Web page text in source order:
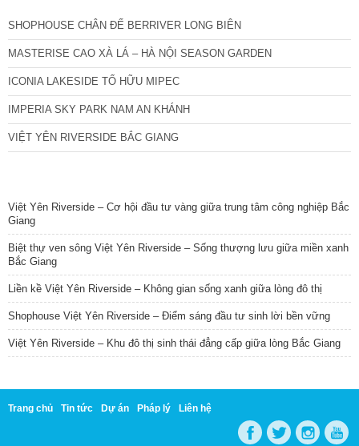
SHOPHOUSE CHÂN ĐẾ BERRIVER LONG BIÊN
MASTERISE CAO XÀ LÁ – HÀ NỘI SEASON GARDEN
ICONIA LAKESIDE TỐ HỮU MIPEC
IMPERIA SKY PARK NAM AN KHÁNH
VIỆT YÊN RIVERSIDE BẮC GIANG
Việt Yên Riverside – Cơ hội đầu tư vàng giữa trung tâm công nghiệp Bắc
Giang
Biệt thự ven sông Việt Yên Riverside – Sống thượng lưu giữa miền xanh
Bắc Giang
Liền kề Việt Yên Riverside – Không gian sống xanh giữa lòng đô thị
Shophouse Việt Yên Riverside – Điểm sáng đầu tư sinh lời bền vững
Việt Yên Riverside – Khu đô thị sinh thái đẳng cấp giữa lòng Bắc Giang
Trang chủ Tin tức Dự án Pháp lý Liên hệ